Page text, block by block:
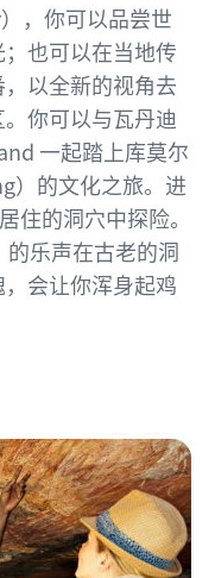
，你可以品尝世
也可以在当地传
以全新的视角去
你可以与瓦丹迪
一起踏上库莫尔
）的文化之旅。进
住的洞穴中探险。
乐声在古老的洞
会让你浑身起鸡